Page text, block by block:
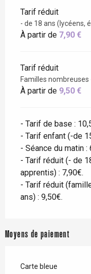
Tarif réduit
- de 18 ans (lycéens,
À partir de 7,90 €
Tarif réduit
Familles nombreuses
À partir de 9,50 €
- Tarif de base :
- Tarif enfant (-de
- Séance du matin :
- Tarif réduit (- de
apprentis) : 7,90€.
- Tarif réduit
ans) : 9,50€.
Moyens de paiement
Carte bleue